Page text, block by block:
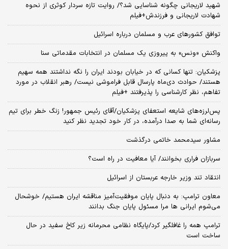
شهید لاریجانی چگونه شناسایی شد؟/ روایت تازه سردار کوثری از نحوه
شهادت لاریجانی و فرزندش+فیلم
توافق کشورهای عرب و مسلمان درباره اسرائیل
واکنش «ونس» به پیروزی یک مسلمان در انتخابات مقدماتی سنا
پزشکیان: تنها کسانی که در خیابان بودند ایران را نگه نداشتند همه سهیم
هستند/ حوادث دی‌ماه پارسال قابل فراموشی نیست/ رهبر انقلاب در مورد
تفاهم، نظر کارشناسی را پذیرفتند +فیلم
پس‌لرزه‌های شایعه استعفای پزشکیان/آقای رئیس جمهور! زنگ خطر برای تیم
رسانه‌ای شما به صدا درآمده، در کار خود تجدید نظر کنید
مشاور سیدمحمد خاتمی درگذشت
سربازان فراری بخوانند/ آیا معافیت در راه است؟
انتقاد تند وزیر خارجه عربستان از اسرائیل
معاون ترامپ: به دنبال پایان موفقیت‌آمیز مناقشه ایران هستیم/ خوشحال
می‌شوم ایرانی ها مرا مسئول پایان جنگ بدانند
ترامپ همه را غافلگیر کرد/پایگاه نظامی محرمانه زیر کاخ سفید در حال
ساخت است